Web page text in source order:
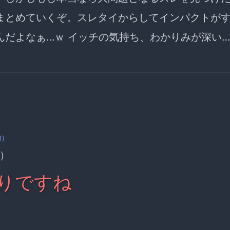
とめていくぞ。スレタイからしてインパクトが
だよなぁ…ｗ イッチの気持ち、わかりみが深い…
ですね